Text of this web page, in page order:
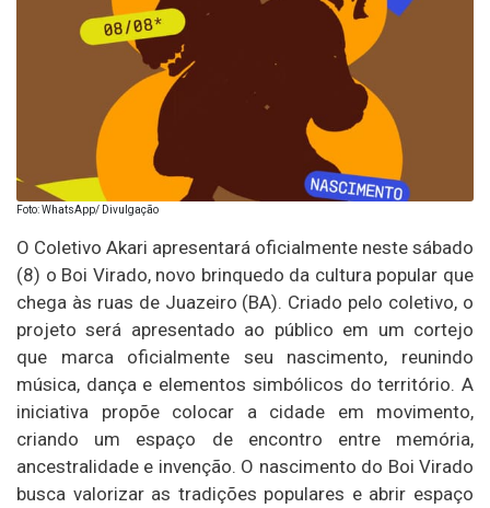
Foto: WhatsApp/ Divulgação
O Coletivo Akari apresentará oficialmente neste sábado
(8) o Boi Virado, novo brinquedo da cultura popular que
chega às ruas de Juazeiro (BA). Criado pelo coletivo, o
projeto será apresentado ao público em um cortejo
que marca oficialmente seu nascimento, reunindo
música, dança e elementos simbólicos do território. A
iniciativa propõe colocar a cidade em movimento,
criando um espaço de encontro entre memória,
ancestralidade e invenção. O nascimento do Boi Virado
busca valorizar as tradições populares e abrir espaço